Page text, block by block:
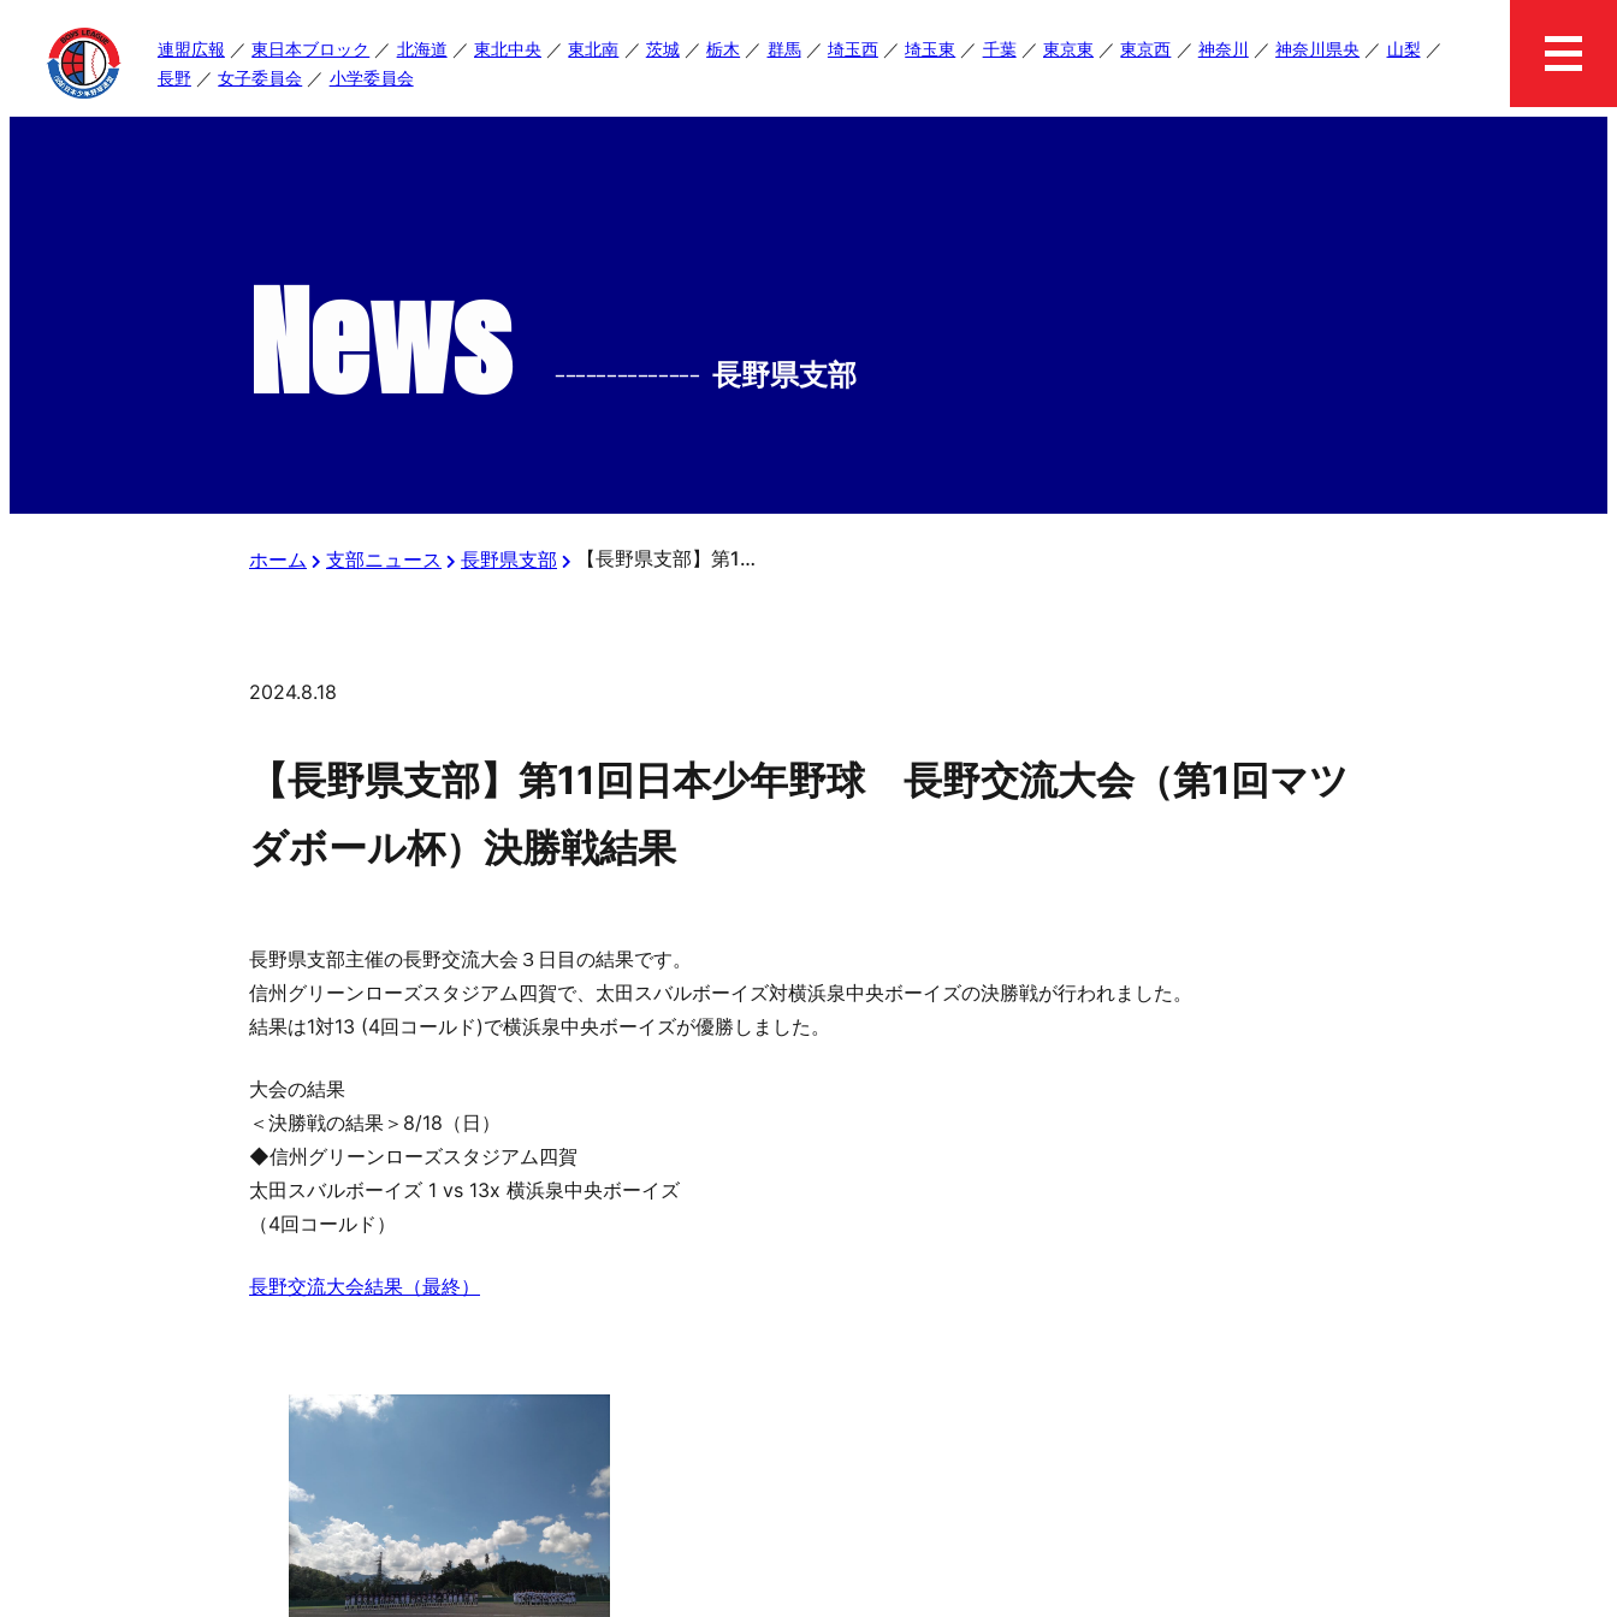
連盟広報 東日本ブロック 北海道 東北中央 東北南 茨城 栃木 群馬 埼玉西 埼玉東 千葉 東京東 東京西 神奈川 神奈川県央
山梨
長野
女子委員会 小学委員会
News -------------- 長野県支部
ホーム 支部ニュース 長野県支部 【長野県支部】第11回日本少年野球 長野交流大会（第1回マツダボール杯）決勝戦結果
2024.8.18
【長野県支部】第11回日本少年野球 長野交流大会（第1回マツ
ダボール杯）決勝戦結果
長野県支部主催の長野交流大会３日目の結果です。
信州グリーンローズスタジアム四賀で、太田スバルボーイズ対横浜泉中央ボーイズの決勝戦が行われました。
結果は1対13 (4回コールド)で横浜泉中央ボーイズが優勝しました。
大会の結果
＜決勝戦の結果＞8/18（日）
◆信州グリーンローズスタジアム四賀
太田スバルボーイズ 1 vs 13x 横浜泉中央ボーイズ
（4回コールド）
長野交流大会結果（最終）